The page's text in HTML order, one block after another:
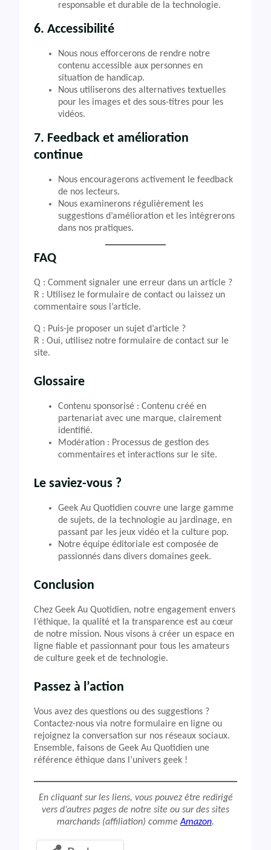
responsable et durable de la technologie.
6. Accessibilité
Nous nous efforcerons de rendre notre
contenu accessible aux personnes en
situation de handicap.
Nous utiliserons des alternatives textuelles
pour les images et des sous-titres pour les
vidéos.
7. Feedback et amélioration
continue
Nous encouragerons activement le feedback
de nos lecteurs.
Nous examinerons régulièrement les
suggestions d’amélioration et les intégrerons
dans nos pratiques.
FAQ
Q : Comment signaler une erreur dans un article ?
R : Utilisez le formulaire de contact ou laissez un
commentaire sous l’article.
Q : Puis-je proposer un sujet d’article ?
R : Oui, utilisez notre formulaire de contact sur le
site.
Glossaire
Contenu sponsorisé : Contenu créé en
partenariat avec une marque, clairement
identifié.
Modération : Processus de gestion des
commentaires et interactions sur le site.
Le saviez-vous ?
Geek Au Quotidien couvre une large gamme
de sujets, de la technologie au jardinage, en
passant par les jeux vidéo et la culture pop.
Notre équipe éditoriale est composée de
passionnés dans divers domaines geek.
Conclusion
Chez Geek Au Quotidien, notre engagement envers
l’éthique, la qualité et la transparence est au cœur
de notre mission. Nous visons à créer un espace en
ligne fiable et passionnant pour tous les amateurs
de culture geek et de technologie.
Passez à l’action
Vous avez des questions ou des suggestions ?
Contactez-nous via notre formulaire en ligne ou
rejoignez la conversation sur nos réseaux sociaux.
Ensemble, faisons de Geek Au Quotidien une
référence éthique dans l’univers geek !
En cliquant sur les liens, vous pouvez être redirigé
vers d’autres pages de notre site ou sur des sites
marchands (affiliation) commeAmazon.